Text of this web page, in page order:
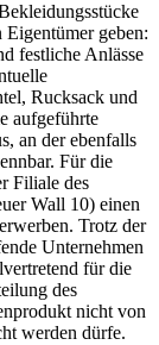
geben:
festliche Anlässe
Rucksack und
aufgeführte
an der ebenfalls
Für die
Filiale des
Wall 10) einen
Trotz der
Unternehmen
für die
des
nicht von
werden dürfe.